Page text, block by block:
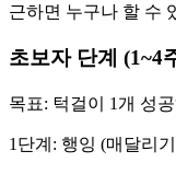
근하면 누구나 할 수
초보자 단계 (1~4
목표: 턱걸이 1개 성공
1단계: 행잉 (매달리